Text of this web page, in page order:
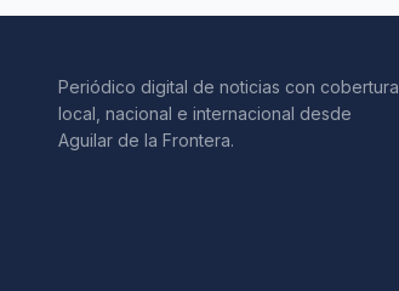
Periódico digital de noticias con cobertura
local, nacional e internacional desde
Aguilar de la Frontera.